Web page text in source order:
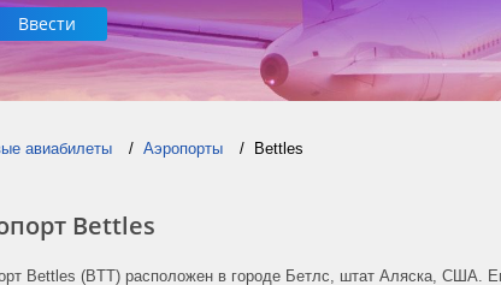
авиабилеты Аэропорты Bettles
Bettles
Bettles (BTT) расположен в городе Бетлс, штат Аляска, США.